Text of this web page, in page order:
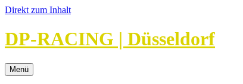
Direkt zum Inhalt
DP-RACING | Düsseldorf
Menü